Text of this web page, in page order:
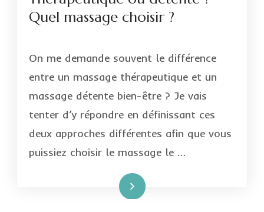
Quel massage choisir ?
On me demande souvent le différence
entre un massage thérapeutique et un
massage détente bien-être ? Je vais
tenter d’y répondre en définissant ces
deux approches différentes afin que vous
puissiez choisir le massage le …
Lire la suite